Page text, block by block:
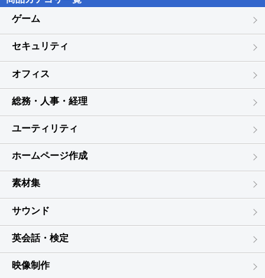
負いかねます。
また、本ソフトに瑕疵が認められる場合以外の返品はお受けいたし
かねます。
※著作者の許諾無しに、画像・イラスト・文章等の内容全て、
もしくは一部を無断で改変・頒布・送信・転用・転載等は法律で禁
止されております。
ての取引は禁止します。
びに素材提供者に帰属し、
次に該当する用途への使用を禁止します。
1、収録素材自体、及び収録素材を使用した作成物により対価を得る
行為
2、収録素材自体、及び収録素材を使用した作成物をロゴ・マーク、
商標登録、
意匠登録等の権利が発生するものへ使用すること
3、公序良俗に反する使用
※Microsoft、Windows、Windows 11、Windows 10は、米国
は商標です。
※Mac、Mac OSは、米国および他国のApple Inc.の登録商標です。
て弊社の
判断に基づき、媒体の交換をいたします。
て弊社の
判断に基づき、対処方法のご説明もしくは修正プログラムの提
供を
するものといたします。
ただし、推奨動作環境外の場合は含まれないものとします。
み合わせに
了承ください。
その場合も弊社判断により対処方法のご説明もしくは修正プロ
提供をするものといたします。
３ 本製品を使用したいかなる結果に関しても弊社は責任を負わな
いものとします。
４ 弊社は本製品の瑕疵又は本製品を使用しての結果に関して、第4
条１項２項に
法律上の請求の原因の種類を問わず、本製品の使用又は不使用
ゲーム
セキュリティ
オフィス
総務・人事・経理
ユーティリティ
ホームページ作成
素材集
サウンド
英会話・検定
映像制作